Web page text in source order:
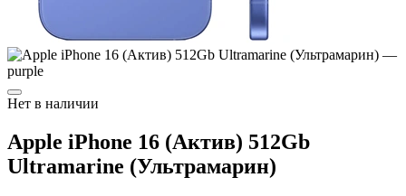
Нет в наличии
Apple iPhone 16 (Актив) 512Gb
Ultramarine (Ультрамарин)